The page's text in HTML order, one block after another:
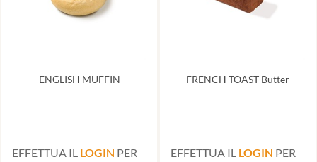
ENGLISH MUFFIN
EFFETTUA IL LOGIN PER
FRENCH TOAST Butter
EFFETTUA IL LOGIN PER